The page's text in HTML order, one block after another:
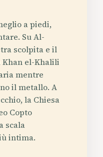
a piedi,
Su Al-
scolpita e il
Khan el-Khalili
mentre
il metallo. A
la Chiesa
Copto
scala
intima.